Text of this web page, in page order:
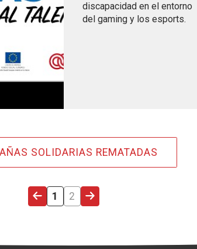
discapacidad en el entorno
del gaming y los esports.
SOLIDARIAS REMATADAS
LAST PAGE
PÁXINA ACTUAL
1 PÁXINA
2 PÁXINA SEGUINTE